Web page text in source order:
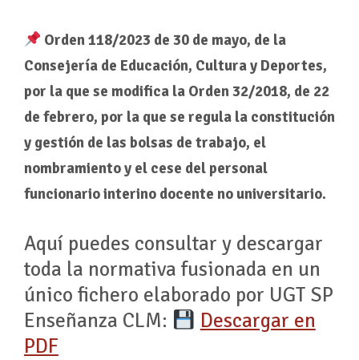
Orden 118/2023 de 30 de mayo, de la
Consejería de Educación, Cultura y Deportes,
por la que se modifica la Orden 32/2018, de 22
de febrero, por la que se regula la constitución
y gestión de las bolsas de trabajo, el
nombramiento y el cese del personal
funcionario interino docente no universitario.
Aquí puedes consultar y descargar
toda la normativa fusionada en un
único fichero elaborado por UGT SP
Enseñanza CLM:
Descargar en
PDF